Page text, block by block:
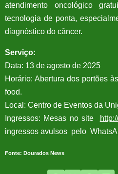
atendimento oncológico
tecnologia de ponta,
diagnóstico do câncer.
Serviço:
Data: 13 de agosto de 2025
Horário: Abertura dos portões
food.
Local: Centro de Eventos da
Ingressos: Mesas no site
ingressos avulsos pelo
Fonte: Dourados News